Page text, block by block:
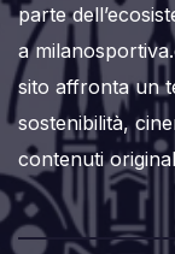
parte
a
sito affronta un
sostenibilità,
contenuti